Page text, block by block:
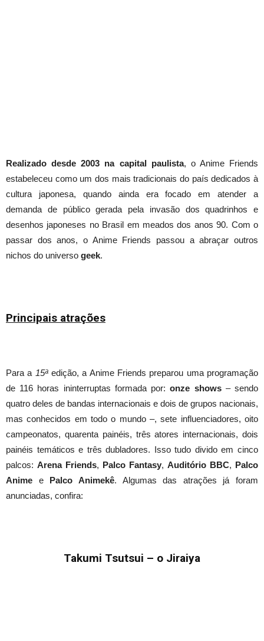
Realizado desde 2003 na capital paulista, o Anime Friends
estabeleceu como um dos mais tradicionais do país dedicados à
cultura japonesa, quando ainda era focado em atender a
demanda de público gerada pela invasão dos quadrinhos e
desenhos japoneses no Brasil em meados dos anos 90. Com o
passar dos anos, o Anime Friends passou a abraçar outros
nichos do universo geek.
Principais atrações
Para a 15ªedição, a Anime Friends preparou uma programação
de 116 horas ininterruptas formada por:onze shows– sendo
quatro deles de bandas internacionais e dois de grupos nacionais,
mas conhecidos em todo o mundo –, sete influenciadores, oito
campeonatos, quarenta painéis, três atores internacionais, dois
painéis temáticos e três dubladores. Isso tudo divido em cinco
palcos: Arena Friends, Palco Fantasy, Auditório BBC, Palco
Anime ePalco Animekê. Algumas das atrações já foram
anunciadas, confira:
Takumi Tsutsui – o Jiraiya